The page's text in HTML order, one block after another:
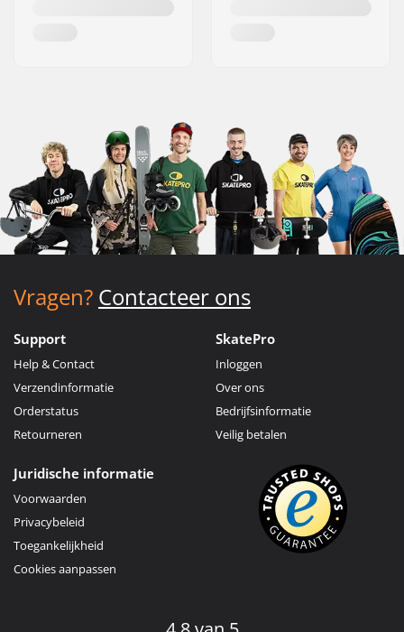
Vragen? Contacteer ons
Support
Help & Contact
Verzendinformatie
Orderstatus
Retourneren
SkatePro
Inloggen
Over ons
Bedrijfsinformatie
Veilig betalen
Juridische informatie
Voorwaarden
Privacybeleid
Toegankelijkheid
Cookies aanpassen